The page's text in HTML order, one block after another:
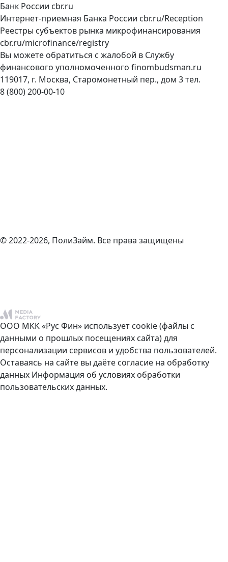
Банк России cbr.ru
Интернет-приемная Банка России cbr.ru/Reception
Реестры субъектов рынка микрофинансирования
cbr.ru/microfinance/registry
Вы можете обратиться с жалобой в Службу
финансового уполномоченного finombudsman.ru
119017, г. Москва, Старомонетный пер., дом 3 тел.
8 (800) 200-00-10
© 2022-2026, ПолиЗайм. Все права защищены
ООО МКК «Рус Фин» использует cookie (файлы с
данными о прошлых посещениях сайта) для
персонализации сервисов и удобства пользователей.
Оставаясь на сайте вы даёте согласие на обработку
данных Информация об условиях обработки
пользовательских данных.